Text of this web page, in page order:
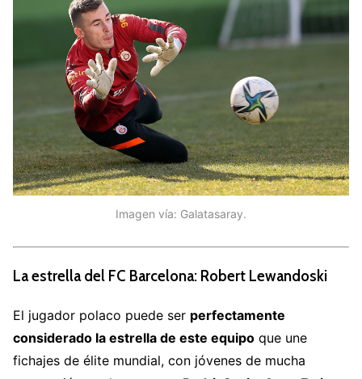
Imagen vía: Galatasaray.
La estrella del FC Barcelona: Robert Lewandoski
El jugador polaco puede ser perfectamente
considerado la estrella de este equipo que une
fichajes de élite mundial, con jóvenes de mucha